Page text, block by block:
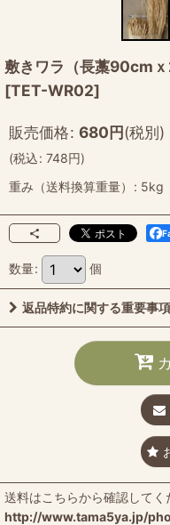
敷きワラ（長藁90cm
[TET-WR02]
販売価格: 680円(税別)
(税込: 748円)
重み（送料換算重量）
: 5kg
数量: 個
返品特約に関する重要事項
送料はこちらから確認してく
http://www.tama5ya.jp/